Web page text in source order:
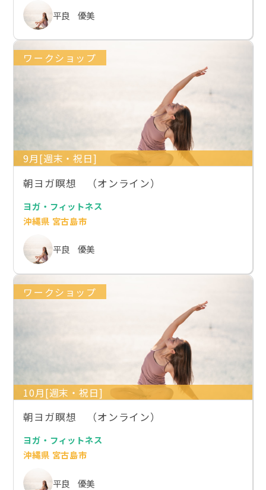
平良 優美
ワークショップ
9月[週末・祝日]
朝ヨガ瞑想 （オンライン）
ヨガ・フィットネス
沖縄県 宮古島市
平良 優美
ワークショップ
10月[週末・祝日]
朝ヨガ瞑想 （オンライン）
ヨガ・フィットネス
沖縄県 宮古島市
平良 優美